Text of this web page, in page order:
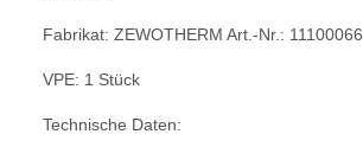
Fabrikat: ZEWOTHERM Art.-Nr.: 11100066
VPE: 1 Stück
Technische Daten: